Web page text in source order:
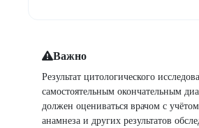
Важно
Результат цитологического
самостоятельным окончательным
должен оцениваться врачом с
анамнеза и других результатов